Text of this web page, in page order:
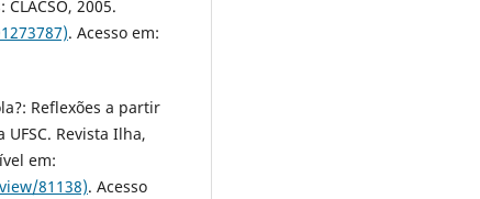
2005.
. Acesso em:
Reflexões a partir
Revista Ilha,
em:
81138). Acesso